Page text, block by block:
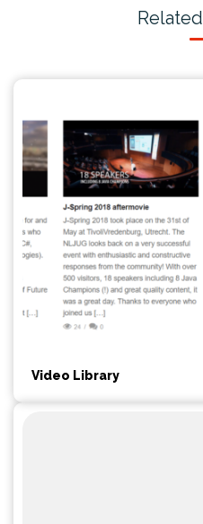
Related
Video Library